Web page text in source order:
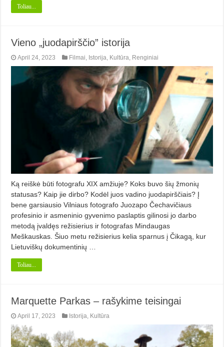
Toliau...
Vieno „juodapirščio” istorija
April 24, 2023 Filmai, Istorija, Kultūra, Renginiai
Ką reiškė būti fotografu XIX amžiuje? Koks buvo šių žmonių
statusas? Kaip jie dirbo? Kodėl juos vadino juodapirščiais? Į
bene garsiausio Vilniaus fotografo Juozapo Čechavičiaus
profesinio ir asmeninio gyvenimo paslaptis gilinosi jo darbo
metodą įvaldęs režisierius ir fotografas Mindaugas
Meškauskas. Šiuo metu režisierius kelia sparnus į Čikagą, kur
Lietuviškų dokumentinių …
Toliau...
Marquette Parkas – rašykime teisingai
April 17, 2023 Istorija Kultūra